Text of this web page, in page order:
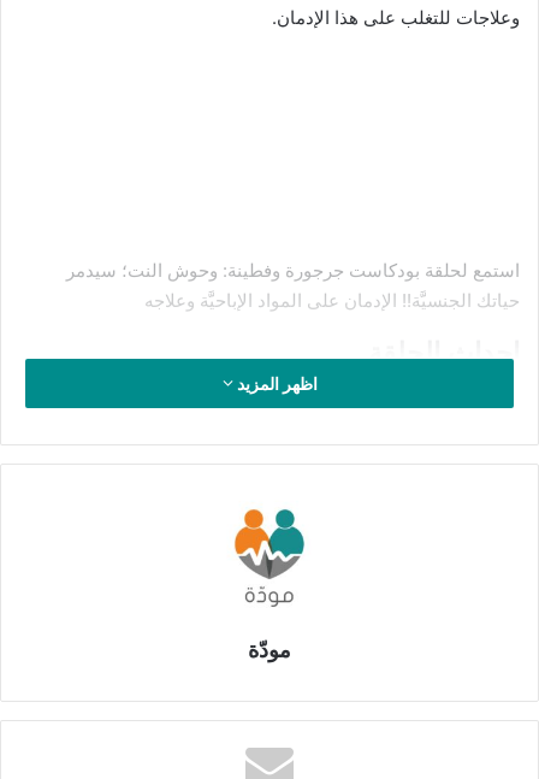
وعلاجات للتغلب على هذا الإدمان.
استمع لحلقة بودكاست جرجورة وفطينة: وحوش النت؛ سيدمر
حياتك الجنسيَّة!! الإدمان على المواد الإباحيَّة وعلاجه
احداث الحلقة
وحوش النت: سيدمر حياتك الجنسيَّة!!
الإدمان على المواد الإباحيَّة وعلاجه
في هذه الحلقة المليئة بالمعلومات القيمة، تطرح جرجورة موضوعاً
حساساً وشائكاً يتعلق بإدمان المواد الإباحيَّة وتأثيرها على العلاقات
الزوجيَّة. تبدأ جرجورة بتقديم قصة زوجين يعانيان من البرود الجنسي
بسبب إدمانهما على مشاهدة المواد الإباحيَّة، لتلفت الانتباه إلى
تناقش الدكتورة فطينة المشكلة بعمق، موضحةً كيف يمكن لإدمان
الدماغ، ويخلق
اظهر المزيد
مودّة